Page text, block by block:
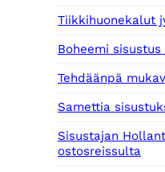
Tiikkihuonekalut
Boheemi
Tehdäänpä
Samettia
Sisustajan
ostosreissulta